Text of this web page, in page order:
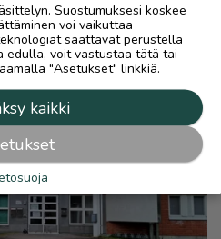
Suostumuksesi koskee
voi vaikuttaa
saattavat perustella
voit vastustaa tätä tai
"Asetukset" linkkiä.
kaikki